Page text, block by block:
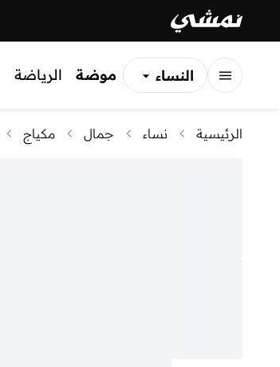
النساء
موضة الرياضة
الرئيسية نساء جمال مكياج